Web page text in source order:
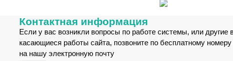
Контактная информация
Если у вас возникли вопросы по работе системы, или другие
касающиеся работы сайта, позвоните по бесплатному
на нашу электронную почту